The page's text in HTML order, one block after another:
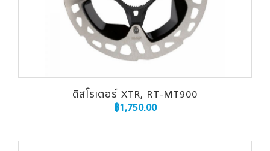
ดิสโรเตอร์ XTR, RT-MT900
฿1,750.00